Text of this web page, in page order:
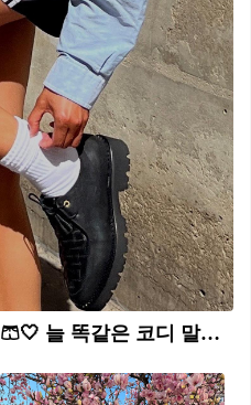
반바지 스타일링 트렌드 4🩳🤍 늘 똑같은 코디 말고 반바지마다 다양하게 즐겨요🤍✨ 1. 아디다스 쇼츠에 셔츠 믹스매치하여 힙하게 2. 데님 버뮤다 팬츠에 검정색 탑 매치하여 미니멀하게 3. 흰색 상의와 흰 반바지 매치한 올화이트룩으로 클래식하게 4. 블레이저와 하프 슬랙스 셋업으로 포멀하게